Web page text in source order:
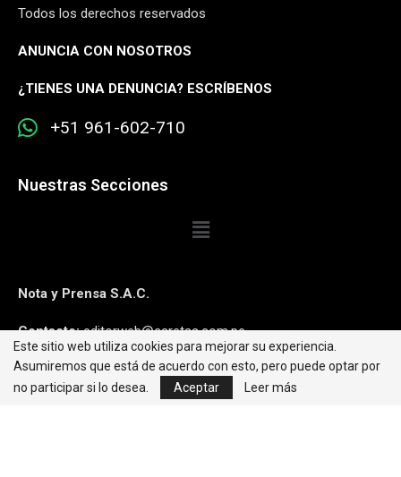
Todos los derechos reservados
ANUNCIA CON NOSOTROS
¿TIENES UNA DENUNCIA? ESCRÍBENOS
+51 961-602-710
Nuestras Secciones
Nota y Prensa S.A.C.
Contacto:editorweb@caretas.com.pe
Síguenos:
Este sitio web utiliza cookies para mejorar su experiencia.
Asumiremos que está de acuerdo con esto, pero puede optar por
no participar si lo desea.
Aceptar Leer más